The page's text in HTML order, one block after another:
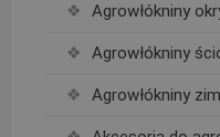
Agrowłókniny
Agrowłókniny
Agrowłókniny